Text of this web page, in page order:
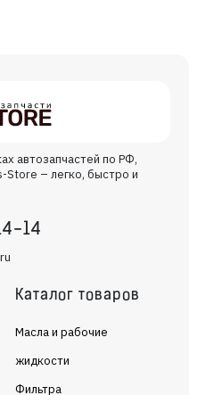
автозапчастей по РФ,
Store – легко, быстро и
14
Каталог товаров
Масла и рабочие
жидкости
Фильтра